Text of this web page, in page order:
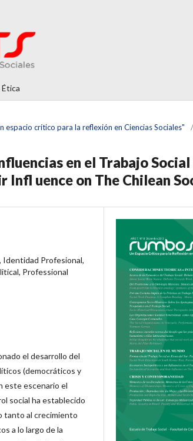
espacio crítico para la reflexión en Ciencias Sociales" /
en el Trabajo
uence on The Chilean
Identidad Profesional,
Professional
el desarrollo del
(democráticos y
este escenario el
social ha establecido
tanto al crecimiento
a lo largo de la